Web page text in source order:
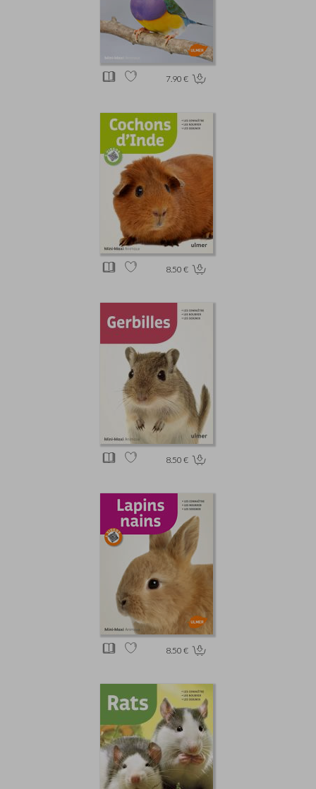
7.90 €
8.50 €
8.50 €
8.50 €